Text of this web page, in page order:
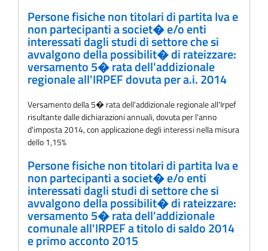
Persone fisiche non titolari di partita Iva e
non partecipanti a societ� e/o enti
interessati dagli studi di settore che si
avvalgono della possibilit� di rateizzare:
versamento 5� rata dell'addizionale
regionale all'IRPEF dovuta per a.i. 2014
Versamento della 5� rata dell'addizionale regionale all'Irpef
risultante dalle dichiarazioni annuali, dovuta per l'anno
d'imposta 2014, con applicazione degli interessi nella misura
dello 1,15%
Persone fisiche non titolari di partita Iva e
non partecipanti a societ� e/o enti
interessati dagli studi di settore che si
avvalgono della possibilit� di rateizzare:
versamento 5� rata dell'addizionale
comunale all'IRPEF a titolo di saldo 2014
e primo acconto 2015